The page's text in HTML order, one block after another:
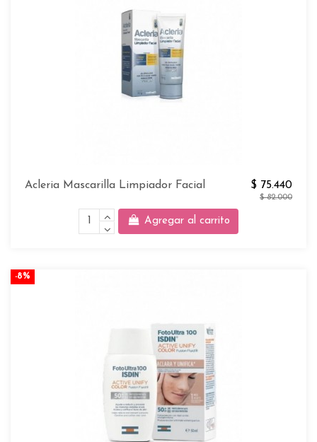
Acleria Mascarilla Limpiador Facial $ 75.440
$ 82.000
Agregar al carrito
-8%